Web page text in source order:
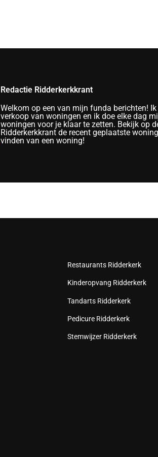
Redactie Ridderkerkkrant
Welkom op een van mijn funda berichten!
verkoop van woningen en ik doe elke dag
woningen voor je klaar te zetten. Bekijk op
Ridderkerkkrant de recent geplaatste
vinden van een woning!
Restaurants Ridderkerk
Kinderopvang Ridderkerk
Tandarts Ridderkerk
Pedicure Ridderkerk
Stemwijzer Ridderkerk